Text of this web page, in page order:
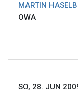
MARTIN
OWA
SO, 28. JUN